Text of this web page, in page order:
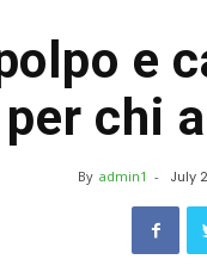
e
per chi
By admin1 - July